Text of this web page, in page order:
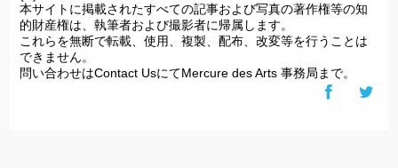
本サイトに掲載されたすべての記事および写真の著作権等の知
的財産権は、執筆者および撮影者に帰属します。
これらを無断で転載、使用、複製、配布、改変等を行うことは
できません。
問い合わせはContact UsにてMercure des Arts 事務局まで。